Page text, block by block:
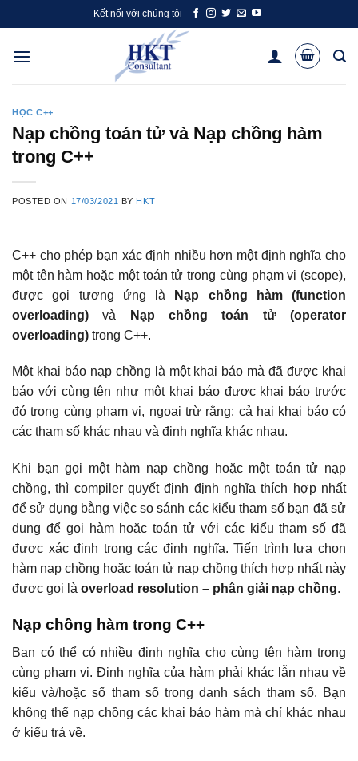
to
content
Kết nối với chúng tôi
HỌC C++
Nạp chồng toán tử và Nạp chồng hàm
trong C++
POSTED ON 17/03/2021 BY HKT
C++ cho phép bạn xác định nhiều hơn một định nghĩa cho
một tên hàm hoặc một toán tử trong cùng phạm vi (scope),
được gọi tương ứng là
Nạp chồng hàm (function
overloading)và Nạp chồng toán tử (operator
overloading) trong C++.
Một khai báo nạp chồng là một khai báo mà đã được khai
báo với cùng tên như một khai báo được khai báo trước
đó trong cùng phạm vi, ngoại trừ rằng: cả hai khai báo có
các tham số khác nhau và định nghĩa khác nhau.
Khi bạn gọi một hàm nạp chồng hoặc một toán tử nạp
chồng, thì compiler quyết định định nghĩa thích hợp nhất
để sử dụng bằng việc so sánh các kiểu tham số bạn đã sử
dụng để gọi hàm hoặc toán tử với các kiểu tham số đã
được xác định trong các định nghĩa. Tiến trình lựa chọn
hàm nạp chồng hoặc toán tử nạp chồng thích hợp nhất này
được gọi là overload resolution – phân giải nạp chồng.
Nạp chồng hàm trong C++
Bạn có thể có nhiều định nghĩa cho cùng tên hàm trong
cùng phạm vi. Định nghĩa của hàm phải khác lẫn nhau về
kiểu và/hoặc số tham số trong danh sách tham số. Bạn
không thể nạp chồng các khai báo hàm mà chỉ khác nhau
ở kiểu trả về.